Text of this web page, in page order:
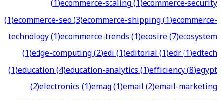
(1)ecommerce-scaling(1)ecommerce-security
(1)ecommerce-seo(3)ecommerce-shipping(1)ecommerce-
technology(1)ecommerce-trends(1)ecosire(7)ecosystem
(1)edge-computing(2)edi(1)editorial(1)edr(1)edtech
(1)education(4)education-analytics(1)efficiency(8)egypt
(2)electronics(1)emag(1)email(2)email-marketing